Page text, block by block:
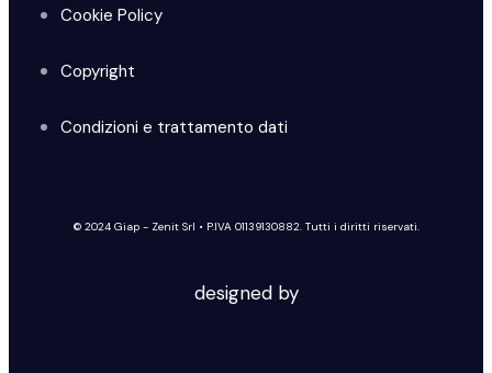
Cookie Policy
Copyright
Condizioni e trattamento dati
© 2024 Giap - Zenit Srl • P.IVA 01139130882. Tutti i diritti riservati.
designed by